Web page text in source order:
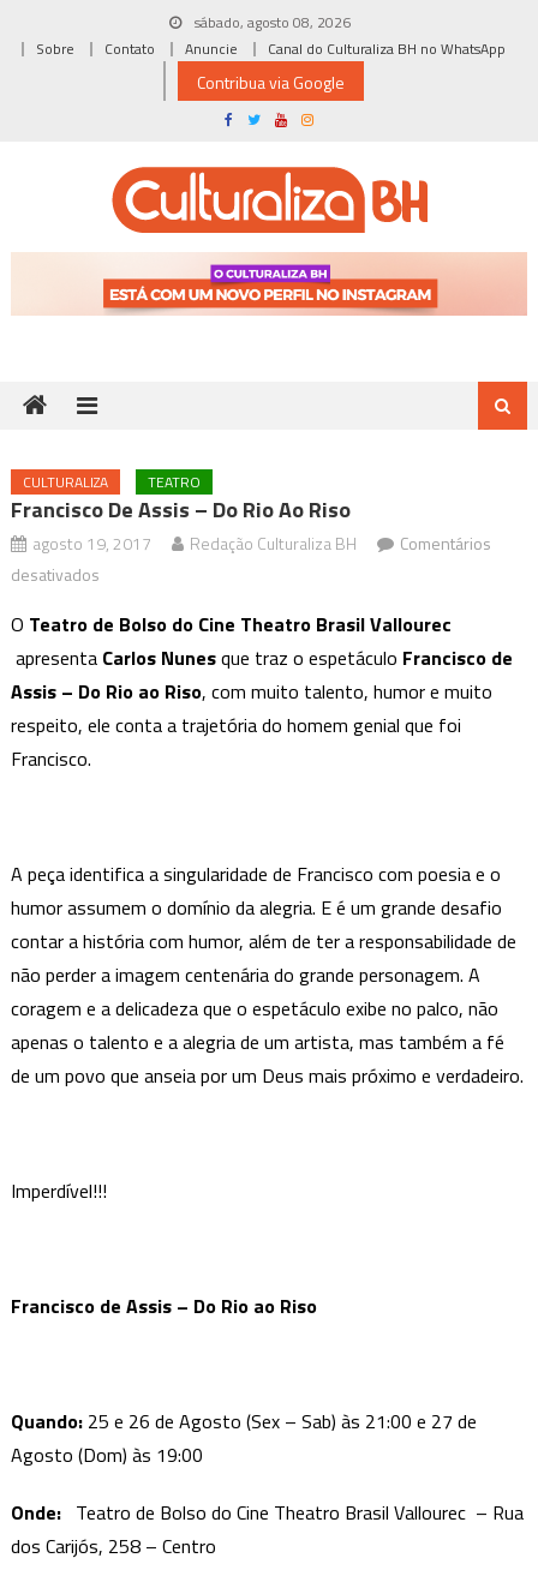
sábado, agosto 08, 2026
Sobre
Contato Anuncie Canal do Culturaliza BH no WhatsApp
Contribua via Google
CULTURALIZA TEATRO
Francisco De Assis – Do Rio Ao Riso
agosto 19, 2017 Redação Culturaliza BH
Comentários
desativadosem
de
Assis
–
Do
O Teatro de Bolso do Cine Theatro Brasil Vallourec
apresenta Carlos Nunesque traz o espetáculo Francisco de
Assis – Do Rio ao Riso, com muito talento, humor e muito
respeito, ele conta a trajetória do homem genial que foi
Francisco.
A peça identifica a singularidade de Francisco com poesia e o
humor assumem o domínio da alegria. E é um grande desafio
contar a história com humor, além de ter a responsabilidade de
não perder a imagem centenária do grande personagem. A
coragem e a delicadeza que o espetáculo exibe no palco, não
apenas o talento e a alegria de um artista, mas também a fé
de um povo que anseia por um Deus mais próximo e verdadeiro.
Imperdível!!!
Francisco de Assis – Do Rio ao Riso
Quando: 25 e 26 de Agosto (Sex – Sab) às 21:00 e 27 de
Agosto (Dom) às 19:00
Onde: Teatro de Bolso do Cine Theatro Brasil Vallourec – Rua
dos Carijós, 258 – Centro